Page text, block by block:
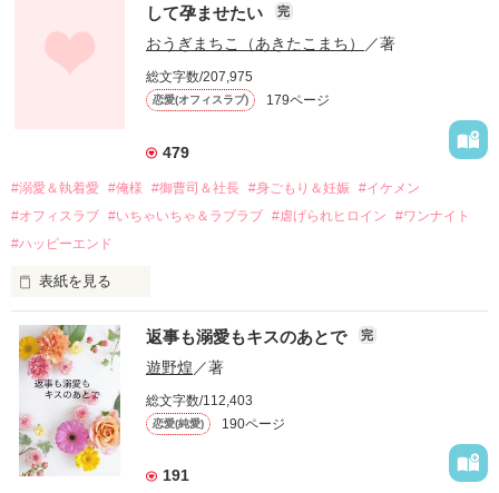
幼なじみの哲平に淡い恋心を抱いていた美桜。
しかし、ある出来事をきっかけに二人の関係は壊れてしまう。
関係修復もできないまま、美桜は両親の離婚によって
引っ越すことになり、哲平とも離れ離れになった。
それから約十二年後。
過去の傷から、二度と会いたくないと思っていた哲平に
運命のような再会を果たす。
酔った勢いで一夜を共にしてしまった。
さらに、美桜が初めてだと知った哲平は
『責任をとる、結婚しよう』と真っ直ぐに告げてきた。
戸惑う美桜とは裏腹に、好きという気持ちを隠すことなく
甘やかしてくる。
そんなある日、哲平は美桜がストーカー被害に
遭っていることを知る。
美桜を守るため、哲平は同居を提案してきて――。
して孕ませたい
完
おうぎまちこ（あきたこまち） ／著
総文字数/207,975
恋愛(オフィスラブ) 179ページ
479
#溺愛＆執着愛 #俺様 #御曹司＆社長 #身ごもり＆妊娠 #イケメン
#オフィスラブ #いちゃいちゃ＆ラブラブ #虐げられヒロイン
#ワンナイト
#ハッピーエンド
表紙を見る
おかしな噂を流されて前の職場でうまくいかなかった梅田美
桜は、海外で傷心旅行をしていたところ、日本人美青年と出会
い、酒の勢いもあり一夜限りの関係となる。
帰国後、美桜は新しい職場でワンナイトした美青年と再会。
なんと彼の正体は、とある財閥御曹司にも関わらず、一族を離
れて起業した新進気鋭の実業家、社内でも冷徹だと評判な社長
――御影恭司その人だったのだ――！
なぜか恭司から飼い猫の世話係を命じられた美桜は、猫の世
返事も溺愛もキスのあとで 完
遊野煌 ／著
総文字数/112,403
恋愛(純愛) 190ページ
191